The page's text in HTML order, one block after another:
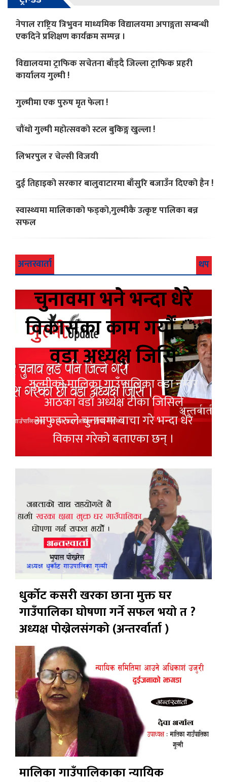
नेपाल राष्ट्रिय त्रिभुवन माध्यमिक विद्यालयमा अपाङ्गता सम्बन्धी
एकदिने प्रशिक्षण कार्यक्रम सम्पन्न ।
विद्यालयमा ट्राफिक सचेतना बाँड्दै जिल्ला ट्राफिक प्रहरी
कार्यालय गुल्मी !
गुल्मीमा एक पुरुष मृत फेला !
चौंथो गुल्मी महोत्सवको स्टल बुकिङ्ग खुल्ला !
लिभरपुल र चेल्सी विजयी
दुई तिहाइको सरकार बालुवाटारमा बाँसुरि बजाउँन दिएको हैन !
स्वास्थ्यमा मालिकाको फड्को,गुल्मीकै उत्कृष्ट पालिका बन्न
सफल
अन्तरवार्ता थप
चुनावमा भने भन्दा धेरै
विकासका काम गर्यौं ः
वडा अध्यक्ष जिसि
गुल्मीको मालिका गाउँपालिका वडा नम्वर
आठका वडा अध्यक्ष टीका जिसिले
आफुहरुले चुनावमा बाचा गरे भन्दा धेरै
विकास गरेको बताएका छन् ।
धुर्कोट कसरी खरका छाना मुक्त घर
गाउँपालिका घोषणा गर्ने सफल भयो त ?
अध्यक्ष पोख्रेलसंगको (अन्तरर्वार्ता )
मालिका गाउँपालिकाका न्यायिक